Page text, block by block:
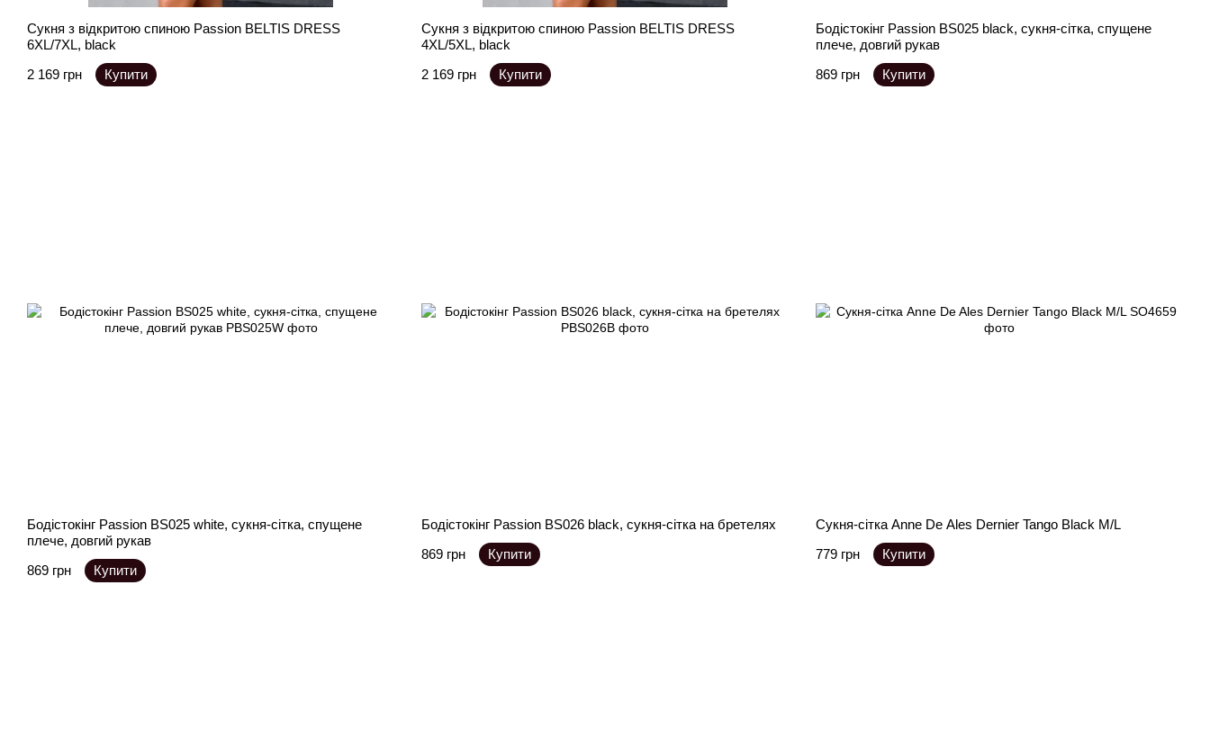
Сукня з відкритою спиною Passion BELTIS DRESS
6XL/7XL, black
2 169 грн
Купити
Сукня з відкритою спиною Passion BELTIS DRESS
4XL/5XL, black
2 169 грн
Купити
Бодістокінг Passion BS025 black, сукня-сітка, спущене
плече, довгий рукав
869 грн
Купити
Бодістокінг Passion BS025 white, сукня-сітка, спущене
плече, довгий рукав
869 грн
Купити
Бодістокінг Passion BS026 black, сукня-сітка на бретелях
869 грн
Купити
Сукня-сітка Anne De Ales Dernier Tango Black M/L
779 грн
Купити